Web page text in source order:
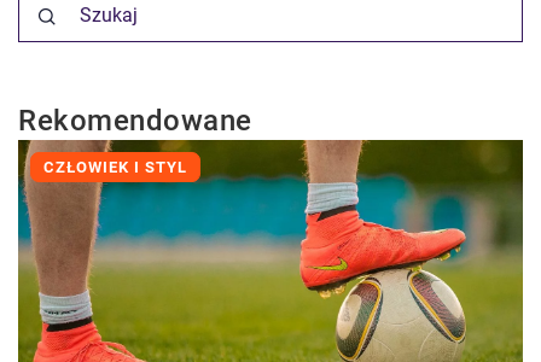
Rekomendowane
CZŁOWIEK I STYL